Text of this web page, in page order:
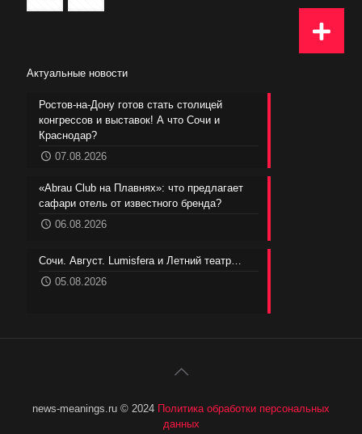
Актуальные новости
Ростов-на-Дону готов стать столицей
конгрессов и выставок! А что Сочи и
Краснодар?
07.08.2026
«Abrau Club на Плавнях»: что предлагает
сафари отель от известного бренда?
06.08.2026
Сочи. Август. Lumisfera и Летний театр…
05.08.2026
news-meanings.ru © 2024 Политика обработки персональных
данных